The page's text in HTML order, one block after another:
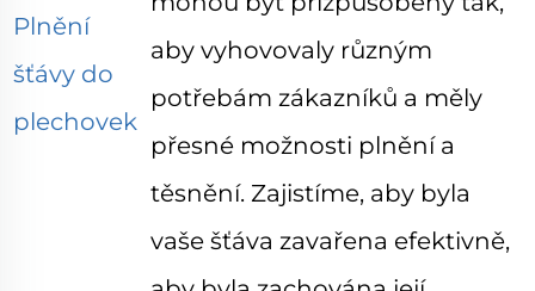
Plnění
šťávy do
plechovek
aby vyhovovaly různým
potřebám zákazníků a měly
přesné možnosti plnění a
těsnění. Zajistíme, aby byla
vaše šťáva zavařena efektivně,